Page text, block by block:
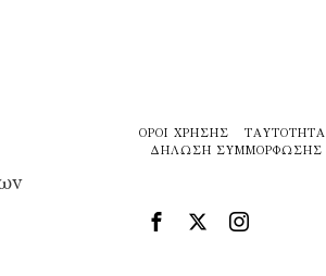
ΌΡΟΙ ΧΡΉΣΗΣ ΤΑΥΤΌΤΗΤΑ
ΔΉΛΩΣΗ ΣΥΜΜΌΡΦΩΣΗΣ